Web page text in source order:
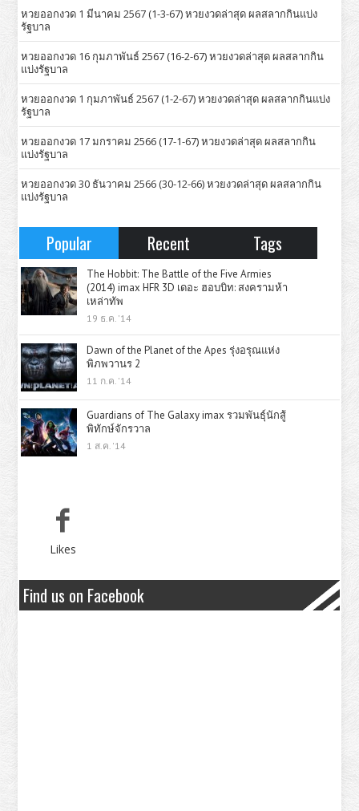
หวยออกงวด 1 มีนาคม 2567 (1-3-67) หวยงวดล่าสุด ผลสลากกินแบ่ง
รัฐบาล
หวยออกงวด 16 กุมภาพันธ์ 2567 (16-2-67) หวยงวดล่าสุด ผลสลากกิน
แบ่งรัฐบาล
หวยออกงวด 1 กุมภาพันธ์ 2567 (1-2-67) หวยงวดล่าสุด ผลสลากกินแบ่ง
รัฐบาล
หวยออกงวด 17 มกราคม 2566 (17-1-67) หวยงวดล่าสุด ผลสลากกิน
แบ่งรัฐบาล
หวยออกงวด 30 ธันวาคม 2566 (30-12-66) หวยงวดล่าสุด ผลสลากกิน
แบ่งรัฐบาล
Popular Recent Tags
The Hobbit: The Battle of the Five Armies
(2014) imax HFR 3D เดอะ ฮอบบิท: สงครามห้า
เหล่าทัพ
19 ธ.ค. '14
Dawn of the Planet of the Apes รุ่งอรุณแห่ง
พิภพวานร 2
11 ก.ค. '14
Guardians of The Galaxy imax รวมพันธุ์นักสู้
พิทักษ์จักรวาล
1 ส.ค. '14
Likes
Find us on Facebook